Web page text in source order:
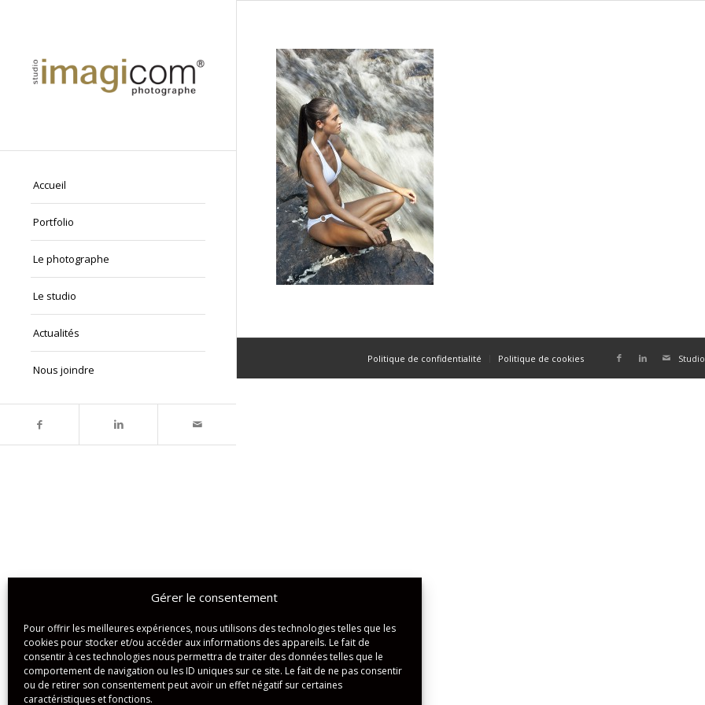
Gérer le consentement
Pour offrir les meilleures expériences, nous utilisons des technologies telles que les
cookies pour stocker et/ou accéder aux informations des appareils. Le fait de
consentir à ces technologies nous permettra de traiter des données telles que le
comportement de navigation ou les ID uniques sur ce site. Le fait de ne pas consentir
ou de retirer son consentement peut avoir un effet négatif sur certaines
caractéristiques et fonctions.
Accueil
Portfolio
Le photographe
Le studio
Actualités
Nous joindre
Politique de confidentialité Politique de cookies